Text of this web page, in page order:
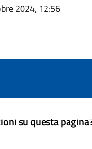
2024, 12:56
su questa